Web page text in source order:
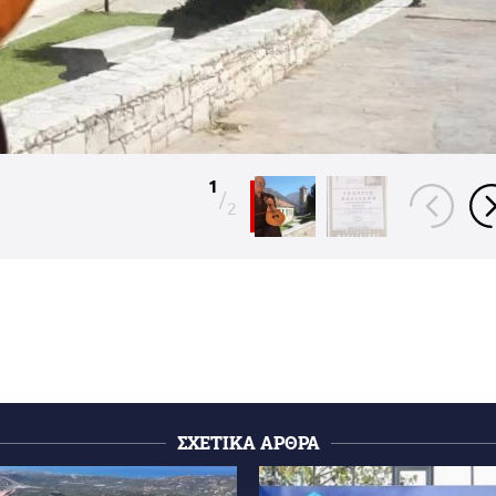
1
/2
ΣΧΕΤΙΚΑ ΑΡΘΡΑ